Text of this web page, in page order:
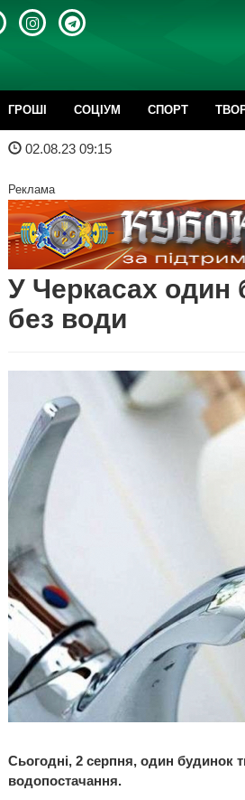
ГРОШІ CОЦІУМ СПОРТ
02.08.23 09:15
Реклама
У Черкасах один
без води
Сьогодні, 2 серпня, один будинок
водопостачання.